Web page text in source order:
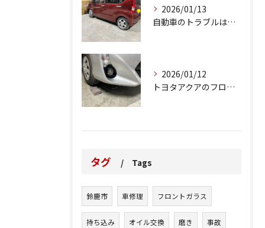
2026/01/13
自動車のトラブルは、日常生活において避けられない出来事の一つ...
2026/01/12
トヨタアクアのフロントバンパーの右下側を縁石にぶつけてできた...
タグ Tags
鈴鹿市 車修理 フロントガラス
持ち込み オイル交換 磨き 事故